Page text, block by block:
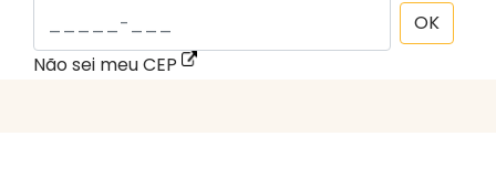
OK
Não sei meu CEP